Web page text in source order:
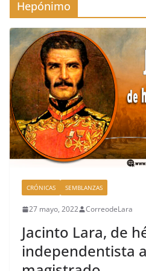
Hepónimo
CRÓNICAS SEMBLANZAS
27 mayo, 2022 CorreodeLara
Jacinto Lara, de
independentista